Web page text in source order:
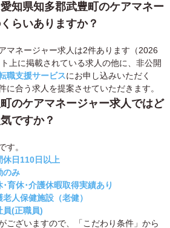
知県知多郡武豊町のケアマネー
らいありますか？
マネージャー求人は2件あります（2026
上に掲載されている求人の他に、非公開
職支援サービスにお申し込みいただく
に合う求人を提案させていただきます。
のケアマネージャー求人ではど
ですか？
す。
休日110日以上
のみ
育休･介護休暇取得実績あり
人保健施設（老健）
員(正職員)
ございますので、「こだわり条件」から